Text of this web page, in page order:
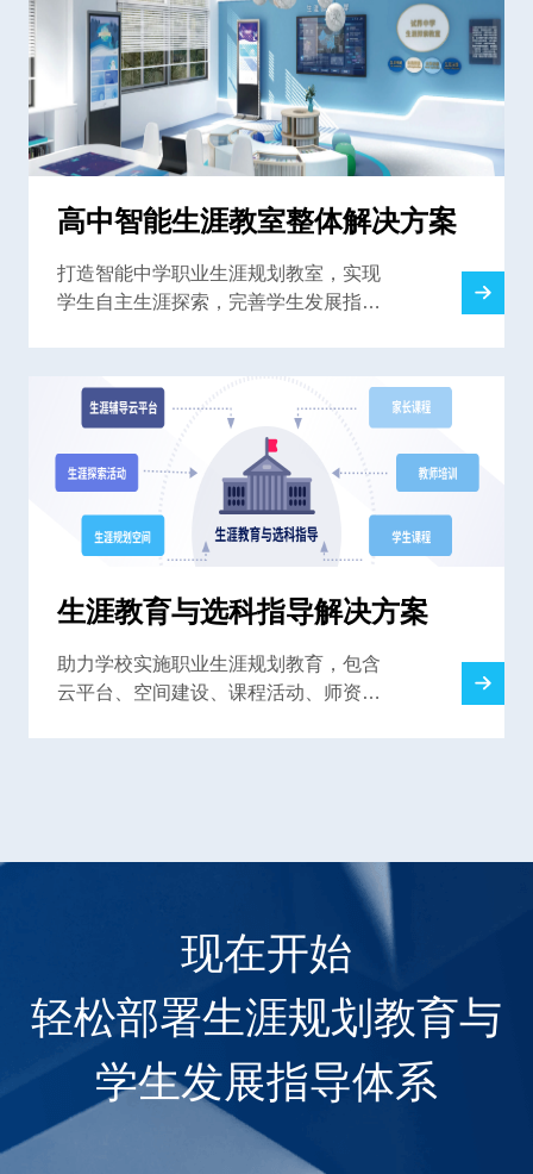
高中智能生涯教室整体解决方案
打造智能中学职业生涯规划教室，实现
学生自主生涯探索，完善学生发展指导
生涯教育与选科指导解决方案
助力学校实施职业生涯规划教育，包含
云平台、空间建设、课程活动、师资培
现在开始
轻松部署生涯规划教育与
学生发展指导体系